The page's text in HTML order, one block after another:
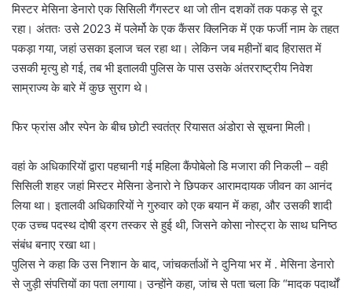
मिस्टर मेसिना डेनारो एक सिसिली गैंगस्टर था जो तीन दशकों तक पकड़ से दूर
रहा। अंततः उसे 2023 में पलेर्मो के एक कैंसर क्लिनिक में एक फर्जी नाम के तहत
पकड़ा गया, जहां उसका इलाज चल रहा था। लेकिन जब महीनों बाद हिरासत में
उसकी मृत्यु हो गई, तब भी इतालवी पुलिस के पास उसके अंतरराष्ट्रीय निवेश
साम्राज्य के बारे में कुछ सुराग थे।
फिर फ्रांस और स्पेन के बीच छोटी स्वतंत्र रियासत अंडोरा से सूचना मिली।
वहां के अधिकारियों द्वारा पहचानी गई महिला कैंपोबेलो डि मजारा की निकली – वही
सिसिली शहर जहां मिस्टर मेसिना डेनारो ने छिपकर आरामदायक जीवन का आनंद
लिया था। इतालवी अधिकारियों ने गुरुवार को एक बयान में कहा, और उसकी शादी
एक उच्च पदस्थ दोषी ड्रग तस्कर से हुई थी, जिसने कोसा नोस्ट्रा के साथ घनिष्ठ
संबंध बनाए रखा था।
पुलिस ने कहा कि उस निशान के बाद, जांचकर्ताओं ने दुनिया भर में . मेसिना डेनारो
से जुड़ी संपत्तियों का पता लगाया। उन्होंने कहा, जांच से पता चला कि “मादक पदार्थों